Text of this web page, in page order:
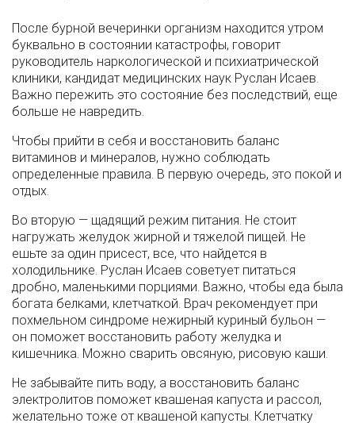
После бурной вечеринки организм находится утром
буквально в состоянии катастрофы, говорит
руководитель наркологической и психиатрической
клиники, кандидат медицинских наук Руслан Исаев.
Важно пережить это состояние без последствий, еще
больше не навредить.
Чтобы прийти в себя и восстановить баланс
витаминов и минералов, нужно соблюдать
определенные правила. В первую очередь, это покой и
отдых.
Во вторую — щадящий режим питания. Не стоит
нагружать желудок жирной и тяжелой пищей. Не
ешьте за один присест, все, что найдется в
холодильнике. Руслан Исаев советует питаться
дробно, маленькими порциями. Важно, чтобы еда была
богата белками, клетчаткой. Врач рекомендует при
похмельном синдроме нежирный куриный бульон —
он поможет восстановить работу желудка и
кишечника. Можно сварить овсяную, рисовую каши.
Не забывайте пить воду, а восстановить баланс
электролитов поможет квашеная капуста и рассол,
желательно тоже от квашеной капусты. Клетчатку